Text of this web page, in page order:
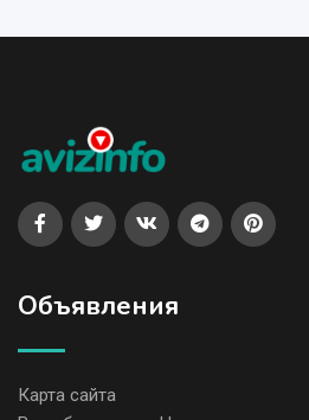
Объявления
Карта сайта